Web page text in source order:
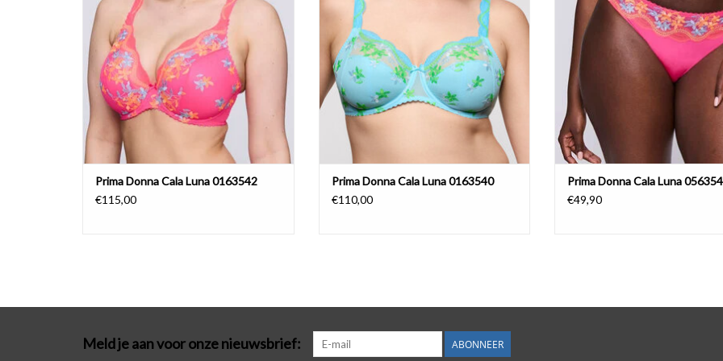
Prima Donna Cala Luna 0163542
€115,00
Prima Donna Cala Luna 0163540
€110,00
Prima Donna Cala Luna
€49,90
Meld je aan voor onze nieuwsbrief: ABONNEER